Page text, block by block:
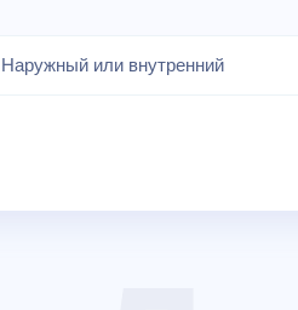
Наружный или внутренний